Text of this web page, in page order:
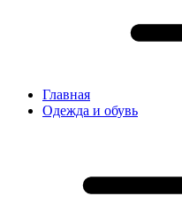
Главная
Одежда и обувь